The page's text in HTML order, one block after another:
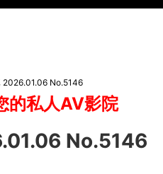
2026.01.06 No.5146
的私人AV影院
No.5146